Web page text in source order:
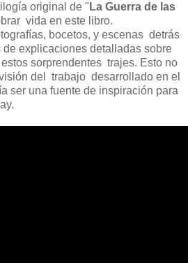
original de " La Guerra de las
vida en este libro.
bocetos, y escenas detrás
explicaciones detalladas sobre
sorprendentes trajes. Esto no
del trabajo desarrollado en el
ser una fuente de inspiración para